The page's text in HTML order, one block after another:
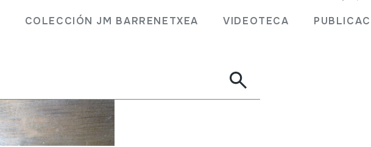
COLECCIÓN JM BARRENETXEA VIDEOTECA